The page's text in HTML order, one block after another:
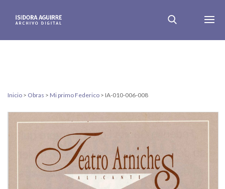
Inicio > Obras > Mi primo Federico > IA-010-006-008